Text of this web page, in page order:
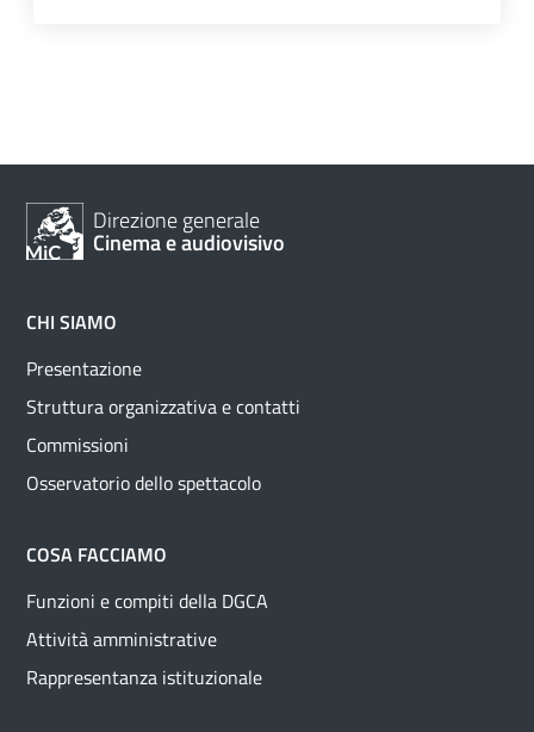
Direzione generale
Cinema e audiovisivo
CHI SIAMO
Presentazione
Struttura organizzativa e contatti
Commissioni
Osservatorio dello spettacolo
COSA FACCIAMO
Funzioni e compiti della DGCA
Attività amministrative
Rappresentanza istituzionale